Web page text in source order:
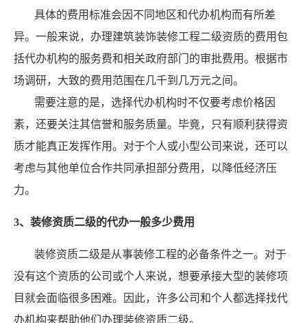
具体的费用标准会因不同地区和代办机构而有所差
异。一般来说，办理建筑装饰装修工程二级资质的费用包
括代办机构的服务费和相关政府部门的审批费用。根据市
场调研，大致的费用范围在几千到几万元之间。
需要注意的是，选择代办机构时不仅要考虑价格因
素，还要关注其信誉和服务质量。毕竟，只有顺利获得资
质才能真正发挥作用。对于个人或小型公司来说，还可以
考虑与其他单位合作共同承担部分费用，以降低经济压
力。
3、装修资质二级的代办一般多少费用
装修资质二级是从事装修工程的必备条件之一。对于
没有这个资质的公司或个人来说，想要承接大型的装修项
目就会面临很多困难。因此，许多公司和个人都选择找代
办机构来帮助他们办理装修资质二级。